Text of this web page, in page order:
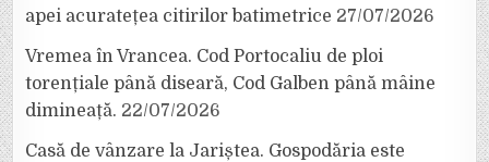
apei acuratețea citirilor batimetrice 27/07/2026
Vremea în Vrancea. Cod Portocaliu de ploi
torențiale până diseară, Cod Galben până mâine
dimineață. 22/07/2026
Casă de vânzare la Jariștea. Gospodăria este